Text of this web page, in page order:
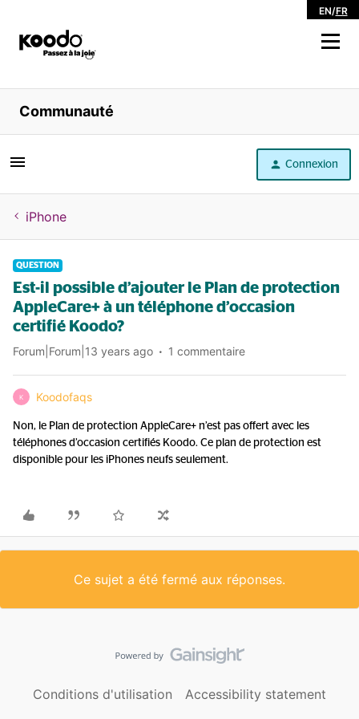
EN/FR
Magasiner
Libre service
Aide
Communauté
Connexion
iPhone
QUESTION
Est-il possible d’ajouter le Plan de protection
AppleCare+ à un téléphone d’occasion
certifié Koodo?
Forum|Forum|13 years ago 1 commentaire
K Koodofaqs
Non, le Plan de protection AppleCare+ n’est pas offert avec les
téléphones d’occasion certifiés Koodo. Ce plan de protection est
disponible pour les iPhones neufs seulement.
Ce sujet a été fermé aux réponses.
Conditions d'utilisation Accessibility statement